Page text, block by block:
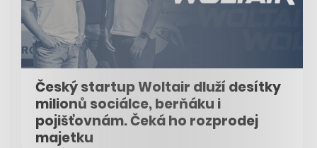
Český startup Woltair dluží desítky
milionů sociálce, berňáku i
pojišťovnám. Čeká ho rozprodej
majetku